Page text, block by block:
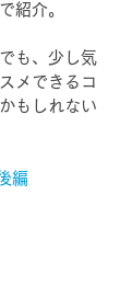
紹介。
も、少し気
メできるコ
もしれない
編